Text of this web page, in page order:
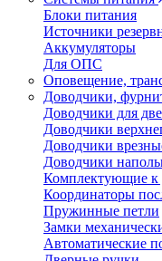
Блоки питания
Источники
Аккумуляторы
Для ОПС
Оповещение,
Доводчики,
Доводчики для
Доводчики
Доводчики
Доводчики
Комплектующие к
Координаторы
Пружинные петли
Замки
Автоматические